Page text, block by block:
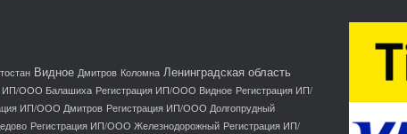
Видное Дмитров Коломна Ленинградская область
ИП/ООО Балашиха Регистрация ИП/ООО Видное Регистрация ИП/
ИП/ООО Дмитров Регистрация ИП/ООО Долгопрудный
Регистрация ИП/ООО Железнодорожный Регистрация ИП/